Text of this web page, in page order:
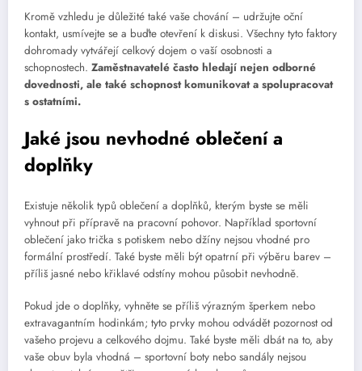
Kromě vzhledu je důležité také vaše chování – udržujte oční
kontakt, usmívejte se a buďte otevření k diskusi. Všechny tyto faktory
dohromady vytvářejí celkový dojem o vaší osobnosti a
schopnostech. Zaměstnavatelé často hledají nejen odborné
dovednosti, ale také schopnost komunikovat a spolupracovat
s ostatními.
Jaké jsou nevhodné oblečení a
doplňky
Existuje několik typů oblečení a doplňků, kterým byste se měli
vyhnout při přípravě na pracovní pohovor. Například sportovní
oblečení jako trička s potiskem nebo džíny nejsou vhodné pro
formální prostředí. Také byste měli být opatrní při výběru barev –
příliš jasné nebo křiklavé odstíny mohou působit nevhodně.
Pokud jde o doplňky, vyhněte se příliš výrazným šperkem nebo
extravagantním hodinkám; tyto prvky mohou odvádět pozornost od
vašeho projevu a celkového dojmu. Také byste měli dbát na to, aby
vaše obuv byla vhodná – sportovní boty nebo sandály nejsou